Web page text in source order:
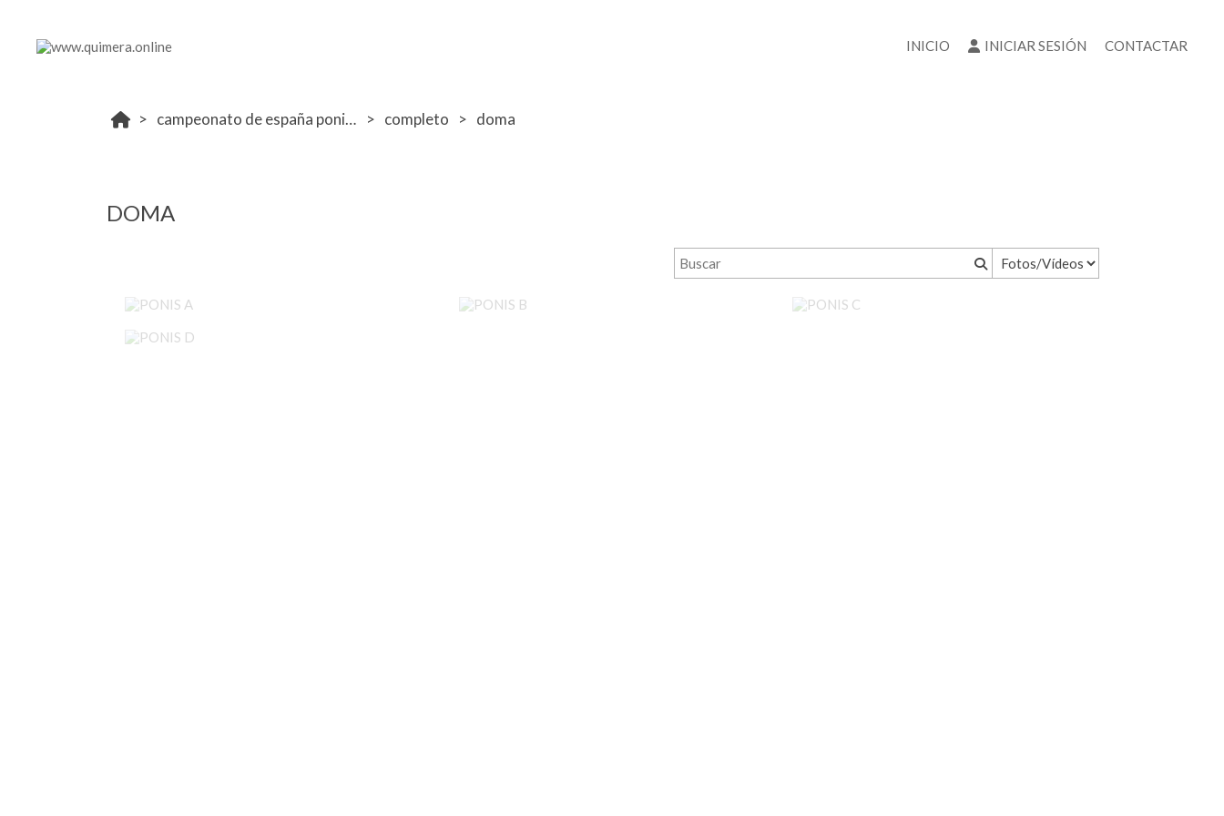
INICIO INICIAR SESIÓN CONTACTAR
campeonato de españa ponis 2024 completo doma
DOMA
PONIS C